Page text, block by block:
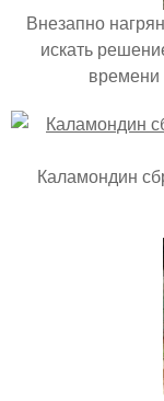
Внезапно
искать
времени
Каламондин